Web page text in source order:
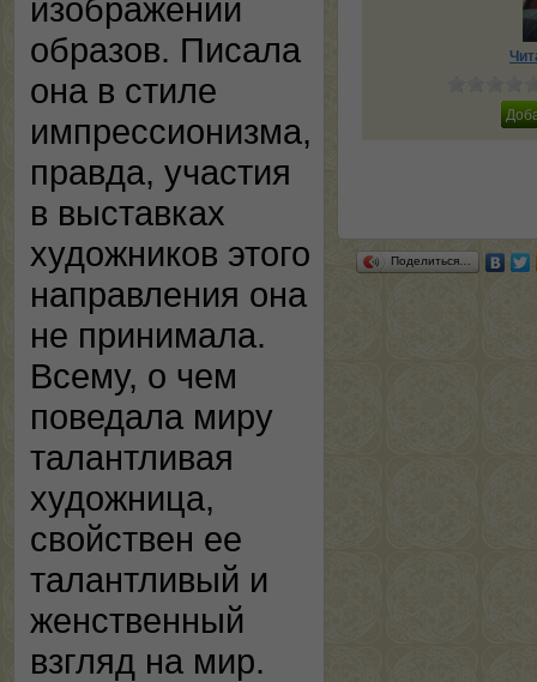
изображении
образов. Писала
она в стиле
импрессионизма,
правда, участия
в выставках
художников этого
направления она
не принимала.
Всему, о чем
поведала миру
талантливая
художница,
свойствен ее
талантливый и
женственный
взгляд на мир.
Поделиться…